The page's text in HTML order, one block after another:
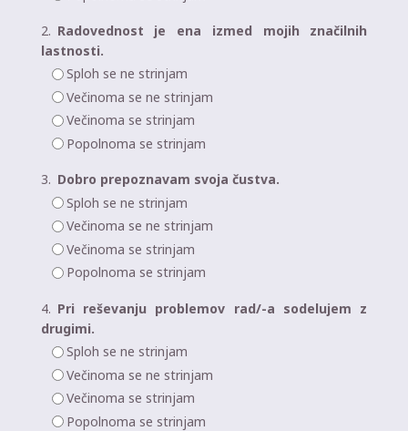
2. Radovednost je ena izmed mojih značilnih
lastnosti.
Sploh se ne strinjam
Večinoma se ne strinjam
Večinoma se strinjam
Popolnoma se strinjam
3. Dobro prepoznavam svoja čustva.
Sploh se ne strinjam
Večinoma se ne strinjam
Večinoma se strinjam
Popolnoma se strinjam
4. Pri reševanju problemov rad/-a sodelujem z
drugimi.
Sploh se ne strinjam
Večinoma se ne strinjam
Večinoma se strinjam
Popolnoma se strinjam